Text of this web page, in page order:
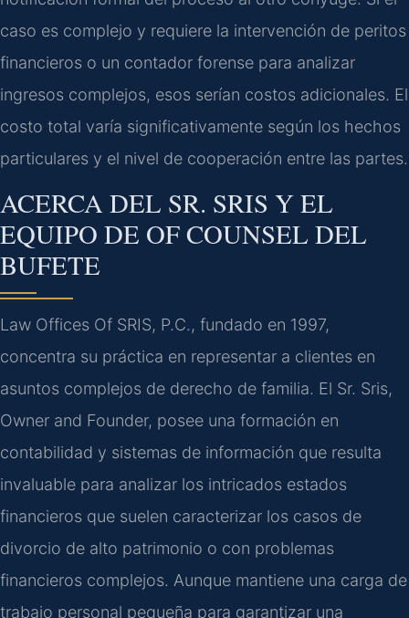
caso es complejo y requiere la intervención de peritos
financieros o un contador forense para analizar
ingresos complejos, esos serían costos adicionales. El
costo total varía significativamente según los hechos
particulares y el nivel de cooperación entre las partes.
ACERCA DEL SR. SRIS Y EL
EQUIPO DE OF COUNSEL DEL
BUFETE
Law Offices Of SRIS, P.C., fundado en 1997,
concentra su práctica en representar a clientes en
asuntos complejos de derecho de familia. El Sr. Sris,
Owner and Founder, posee una formación en
contabilidad y sistemas de información que resulta
invaluable para analizar los intricados estados
financieros que suelen caracterizar los casos de
divorcio de alto patrimonio o con problemas
financieros complejos. Aunque mantiene una carga de
trabajo personal pequeña para garantizar una